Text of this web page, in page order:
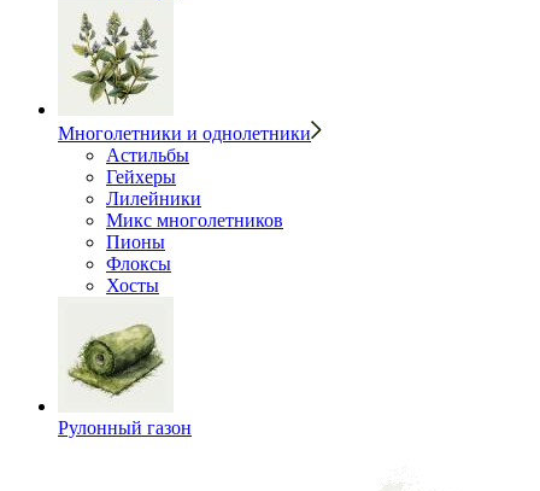
Многолетники и однолетники
Астильбы
Гейхеры
Лилейники
Микс многолетников
Пионы
Флоксы
Хосты
Рулонный газон